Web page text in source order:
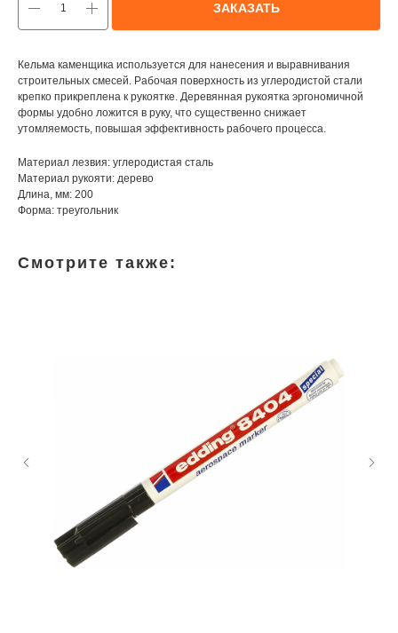
ЗАКАЗАТЬ
Кельма каменщика используется для нанесения и выравнивания
строительных смесей. Рабочая поверхность из углеродистой стали
крепко прикреплена к рукоятке. Деревянная рукоятка эргономичной
формы удобно ложится в руку, что существенно снижает
утомляемость, повышая эффективность рабочего процесса.
Материал лезвия: углеродистая сталь
Материал рукояти: дерево
Длина, мм: 200
Форма: треугольник
Смотрите также: